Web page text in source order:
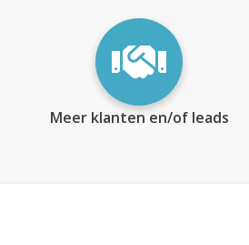
Meer klanten en/of leads